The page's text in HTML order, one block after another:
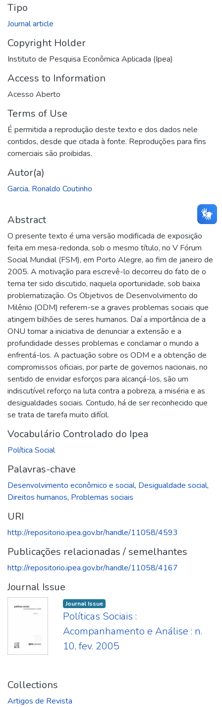
Tipo
Journal article
Copyright Holder
Instituto de Pesquisa Econômica Aplicada (Ipea)
Access to Information
Acesso Aberto
Terms of Use
É permitida a reprodução deste texto e dos dados nele
contidos, desde que citada à fonte. Reproduções para fins
comerciais são proibidas.
Autor(a)
Garcia, Ronaldo Coutinho
Abstract
O presente texto é uma versão modificada de exposição
feita em mesa-redonda, sob o mesmo título, no V Fórum
Social Mundial (FSM), em Porto Alegre, ao fim de janeiro de
2005. A motivação para escrevê-lo decorreu do fato de o
tema ter sido discutido, naquela oportunidade, sob baixa
problematização. Os Objetivos de Desenvolvimento do
Milênio (ODM) referem-se a graves problemas sociais que
atingem bilhões de seres humanos. Daí a importância de a
ONU tomar a iniciativa de denunciar a extensão e a
profundidade desses problemas e conclamar o mundo a
enfrentá-los. A pactuação sobre os ODM e a obtenção de
compromissos oficiais, por parte de governos nacionais, no
sentido de envidar esforços para alcançá-los, são um
indiscutível reforço na luta contra a pobreza, a miséria e as
desigualdades sociais. Contudo, há de ser reconhecido que
se trata de tarefa muito difícil.
Vocabulário Controlado do Ipea
Política Social
Palavras-chave
Desenvolvimento econômico e social, Desigualdade social,
Direitos humanos, Problemas sociais
URI
http://repositorio.ipea.gov.br/handle/11058/4593
Publicações relacionadas / semelhantes
http://repositorio.ipea.gov.br/handle/11058/4167
Journal Issue
Journal Issue
Políticas Sociais :
Acompanhamento e Análise : n.
10, fev. 2005
Collections
Artigos de Revista